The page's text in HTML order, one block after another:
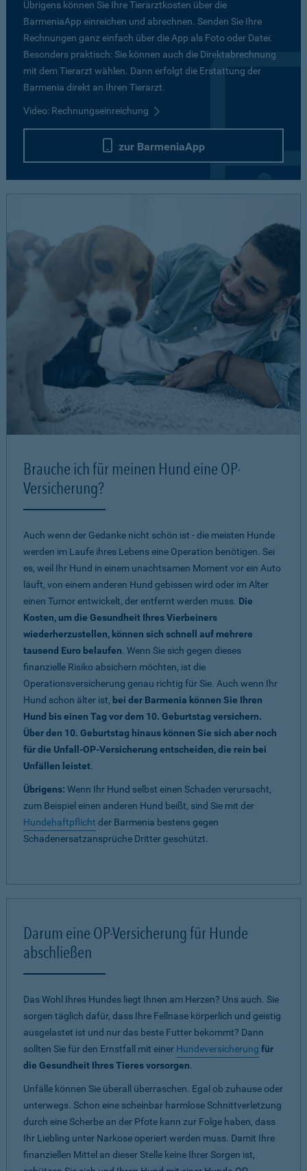
Übrigens können Sie Ihre Tierarztkosten über die
BarmeniaApp einreichen und abrechnen. Senden Sie Ihre
Rechnungen ganz einfach über die App als Foto oder Datei.
Besonders praktisch: Sie können auch die Direktabrechnung
mit dem Tierarzt wählen. Dann erfolgt die Erstattung der
Barmenia direkt an Ihren Tierarzt.
Video: Rechnungseinreichung
zur BarmeniaApp
Brauche ich für meinen Hund eine OP-
Versicherung?
Auch wenn der Gedanke nicht schön ist - die meisten Hunde
werden im Laufe ihres Lebens eine Operation benötigen. Sei
es, weil Ihr Hund in einem unachtsamen Moment vor ein Auto
läuft, von einem anderen Hund gebissen wird oder im Alter
einen Tumor entwickelt, der entfernt werden muss. Die
Kosten, um die Gesundheit Ihres Vierbeiners
wiederherzustellen, können sich schnell auf mehrere
tausend Euro belaufen. Wenn Sie sich gegen dieses
finanzielle Risiko absichern möchten, ist die
Operationsversicherung genau richtig für Sie. Auch wenn Ihr
Hund schon älter ist, bei der Barmenia können Sie Ihren
Hund bis einen Tag vor dem 10. Geburtstag versichern.
Über den 10. Geburtstag hinaus können Sie sich aber noch
für die Unfall-OP-Versicherung entscheiden, die rein bei
Unfällen leistet.
Übrigens: Wenn Ihr Hund selbst einen Schaden verursacht,
zum Beispiel einen anderen Hund beißt, sind Sie mit der
Hundehaftpflicht der Barmenia bestens gegen
Schadenersatzansprüche Dritter geschützt.
Darum eine OP-Versicherung für Hunde
abschließen
Das Wohl Ihres Hundes liegt Ihnen am Herzen? Uns auch. Sie
sorgen täglich dafür, dass Ihre Fellnase körperlich und geistig
ausgelastet ist und nur das beste Futter bekommt? Dann
sollten Sie für den Ernstfall mit einer Hundeversicherung für
die Gesundheit Ihres Tieres vorsorgen.
Unfälle können Sie überall überraschen. Egal ob zuhause oder
unterwegs. Schon eine scheinbar harmlose Schnittverletzung
durch eine Scherbe an der Pfote kann zur Folge haben, dass
Ihr Liebling unter Narkose operiert werden muss. Damit Ihre
finanziellen Mittel an dieser Stelle keine Ihrer Sorgen ist,